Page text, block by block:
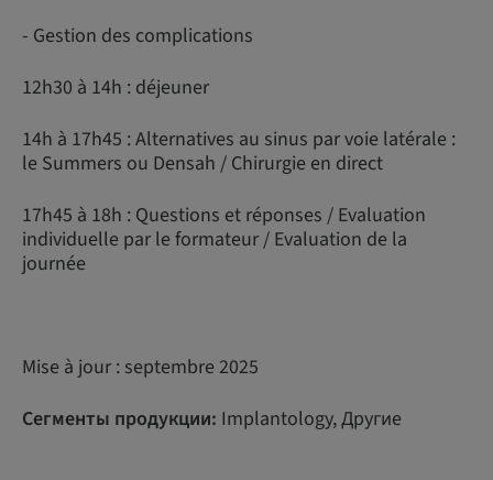
- Gestion des complications
12h30 à 14h : déjeuner
14h à 17h45 : Alternatives au sinus par voie latérale :
le Summers ou Densah / Chirurgie en direct
17h45 à 18h : Questions et réponses / Evaluation
individuelle par le formateur / Evaluation de la
journée
Mise à jour : septembre 2025
Сегменты продукции: Implantology, Другие